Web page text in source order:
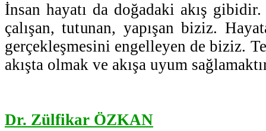
İnsan hayatı da doğadaki akış
çalışan, tutunan, yapışan biziz.
gerçekleşmesini engelleyen de biziz.
akışta olmak ve akışa uyum
Dr. Zülfikar ÖZKAN